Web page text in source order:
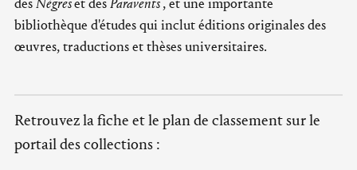
desNègreset desParavents, et une importante
bibliothèque d'études qui inclut éditions originales des
œuvres, traductions et thèses universitaires.
Retrouvez la fiche et le plan de classement sur le
portail des collections :